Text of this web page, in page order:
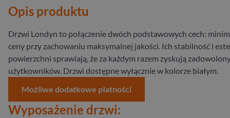
Opis produktu
Drzwi Londyn to połączenie dwóch podstawowych cech:
ceny przy zachowaniu maksymalnej jakości. Ich stabilność i
powierzchni sprawiają, że za każdym razem zyskują
użytkowników. Drzwi dostępne wyłącznie w kolorze białym.
Możliwe dodatkowe płatności
Wyposażenie drzwi: